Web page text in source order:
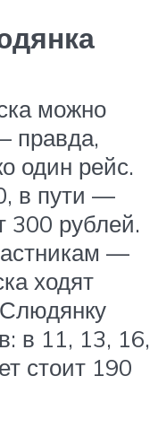
можно
правда,
один рейс.
в пути —
300 рублей.
—
ходят
в 11, 13, 16,
стоит 190